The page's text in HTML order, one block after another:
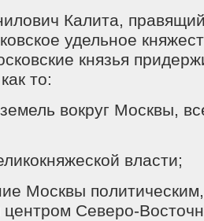
Калита,
удельное
князья
то:
вокруг Москвы,
власти;
Москвы
центром Северо-